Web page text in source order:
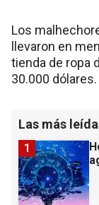
Los
llevaron en
tienda de ropa
30.000
Las más
1